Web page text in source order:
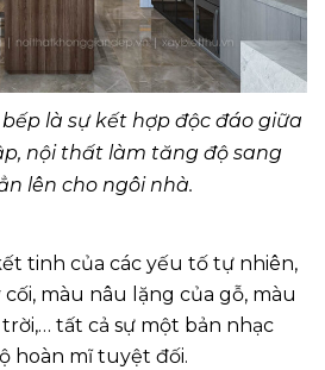
là sự kết hợp độc đáo giữa
nội thất làm tăng độ sang
lên cho ngôi nhà.
tinh của các yếu tố tự nhiên,
màu nâu lặng của gỗ, màu
tất cả sự một bản nhạc
hoàn mĩ tuyệt đối.